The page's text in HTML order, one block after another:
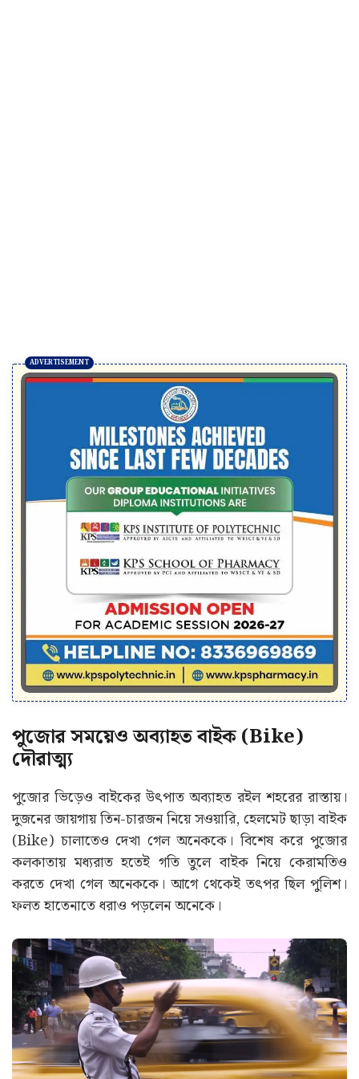
পুজোর সময়েও অব্যাহত বাইক (Bike)
দৌরাত্ম্য
পুজোর ভিড়েও বাইকের উৎপাত অব্যাহত রইল শহরের রাস্তায়।
দুজনের জায়গায় তিন-চারজন নিয়ে সওয়ারি, হেলমেট ছাড়া বাইক
(Bike) চালাতেও দেখা গেল অনেককে। বিশেষ করে পুজোর
কলকাতায় মধ্যরাত হতেই গতি তুলে বাইক নিয়ে কেরামতিও
করতে দেখা গেল অনেককে। আগে থেকেই তৎপর ছিল পুলিশ।
ফলত হাতেনাতে ধরাও পড়লেন অনেকে।